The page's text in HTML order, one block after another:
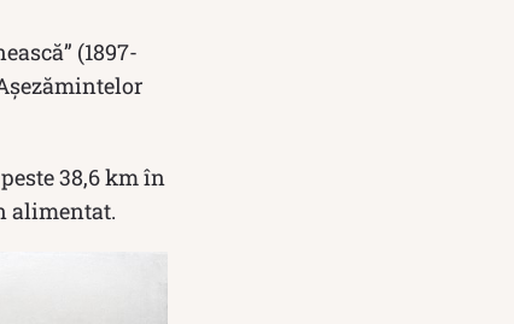
(1897-
38,6 km în
alimentat.